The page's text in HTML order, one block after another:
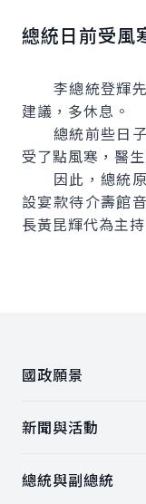
總統日前受風
李總統登輝先
建議，多休息。
總統前些日子
受了點風寒，醫
因此，總統原
設宴款待介壽館
長黃昆輝代為主持
國政願景
新聞與活動
總統與副總統